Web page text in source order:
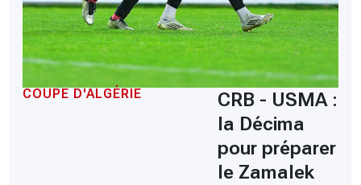
COUPE D'ALGÉRIE
CRB - USMA :
la Décima
pour préparer
le Zamalek